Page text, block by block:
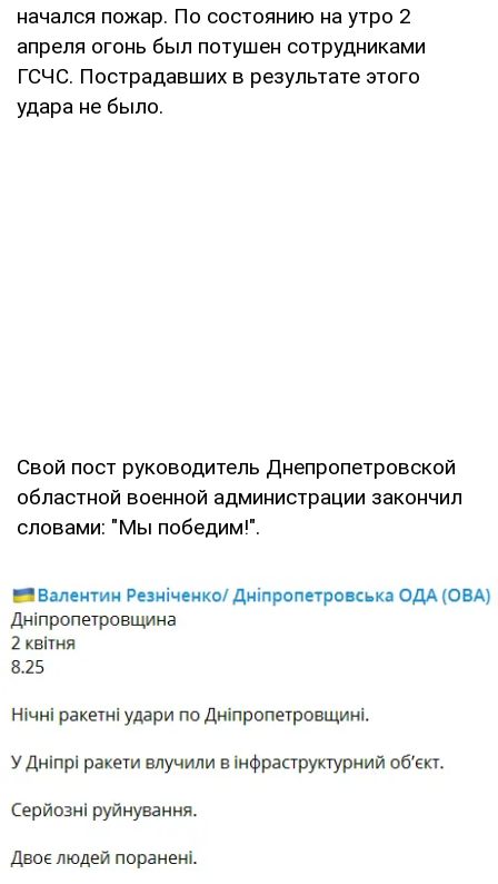
начался пожар. По состоянию на утро 2
апреля огонь был потушен сотрудниками
ГСЧС. Пострадавших в результате этого
удара не было.
Свой пост руководитель Днепропетровской
областной военной администрации закончил
словами: "Мы победим!".